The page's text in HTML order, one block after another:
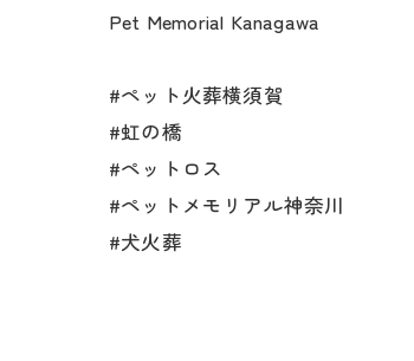
Pet Memorial Kanagawa
#ペット火葬横須賀
#虹の橋
#ペットロス
#ペットメモリアル神奈川
#犬火葬